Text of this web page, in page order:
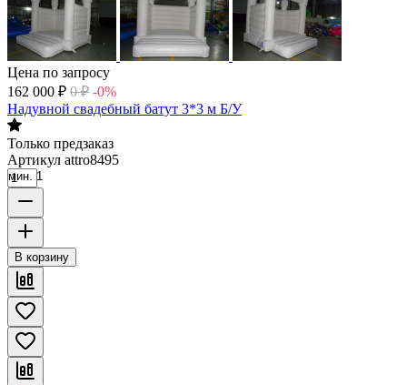
Цена по запросу
162 000 ₽ 0 ₽ -0%
Надувной свадебный батут 3*3 м Б/У
Только предзаказ
Артикул attro8495
мин. 1
В корзину